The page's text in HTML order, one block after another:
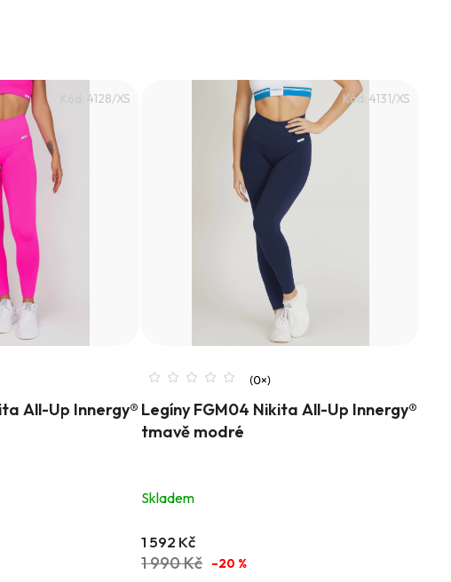
All-Up Innergy®
4128/XS
Legíny FGM04 Nikita All-Up Innergy®
tmavě modré
Skladem
1 592 Kč
1 990 Kč –20 %
Kód: 4131/XS